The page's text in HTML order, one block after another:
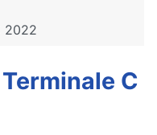
2022
C